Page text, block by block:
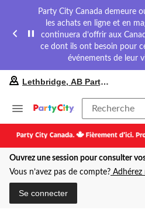
Party City Canada demeure
les achats en ligne et en
continuera d’offrir aux
ce dont ils ont besoin pour
événements de leur
Lethbridge, AB Party City
Recherche
Ouvrez une session pour consulter
Vous n’avez pas de compte? Adhérez
Se connecter